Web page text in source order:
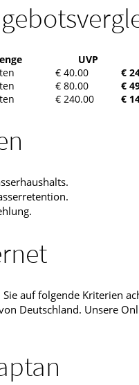
UVP
€ 40.00 €
€ 80.00 €
€ 240.00 €
auf folgende Kriterien
Deutschland. Unsere